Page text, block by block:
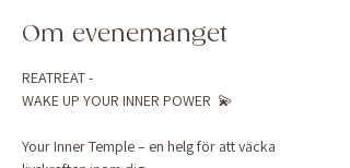
Om evenemanget
REATREAT -
WAKE UP YOUR INNER POWER  💫
Your Inner Temple – en helg för att väcka